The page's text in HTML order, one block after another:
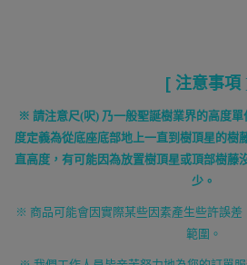
[ 注意事項
※ 請注意尺(呎) 乃一般聖誕樹業界的高度單
度定義為從底座底部地上一直到樹頂星的樹
直高度，有可能因為放置樹頂星或頂部樹藤
少。
※ 商品可能會因實際某些因素產生些許誤差
範圍。